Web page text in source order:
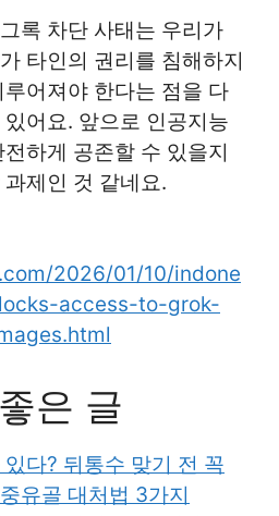
록 차단 사태는 우리가
타인의 권리를 침해하지
어져야 한다는 점을 다
어요. 앞으로 인공지능
하게 공존할 수 있을지
제인 것 같네요.
2026/01/10/indone
access-to-grok-
은 글
다? 뒤통수 맞기 전 꼭
유골 대처법 3가지